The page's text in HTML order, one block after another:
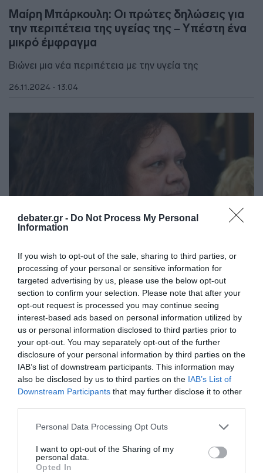
debater.gr - Do Not Process My Personal
Information
If you wish to opt-out of the sale, sharing to third parties, or
processing of your personal or sensitive information for
targeted advertising by us, please use the below opt-out
section to confirm your selection. Please note that after your
opt-out request is processed you may continue seeing
interest-based ads based on personal information utilized by
us or personal information disclosed to third parties prior to
your opt-out. You may separately opt-out of the further
disclosure of your personal information by third parties on the
IAB’s list of downstream participants. This information may
also be disclosed by us to third parties on the IAB’s List of
Downstream Participants that may further disclose it to other
Please note that this website/app uses one or more Google
not limited to your visit or usage behaviour. You may click to
grant or deny consent to Google and its third-party tags to
Personal Data Processing Opt Outs
I want to opt-out of the Sharing of my
personal data.
Opted In
Μαίρη Μπάρκουλη: Οι πρώτες δηλώσεις για
την περιπέτεια της υγείας της – Υπέστη ένα
μικρό έμφραγμα
Βιώνει μια νέα περιπέτεια με την υγεία της
26.11.2024 - 13:04
LIFESTYLE
Ανδρέας Μπάρκουλης: Στο νοσοκομείο η
σύζυγός του, Μαίρη – Τι συνέβη;
Μια νέα δοκιμασία για την Μαίρη Μπάρκουλη
25.11.2024 - 16:05